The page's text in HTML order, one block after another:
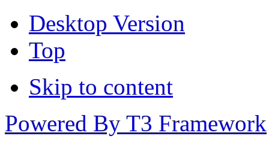
Desktop Version
Top
Skip to content
Powered By T3 Framework